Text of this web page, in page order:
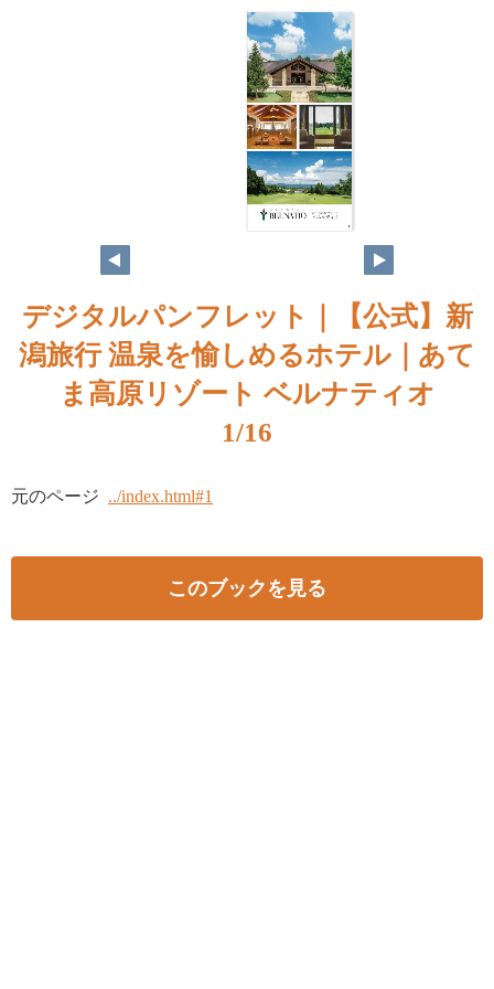
デジタルパンフレット｜【公式】新
潟旅行 温泉を愉しめるホテル｜あて
ま高原リゾート ベルナティオ
1/16
元のページ ../index.html#1
このブックを見る